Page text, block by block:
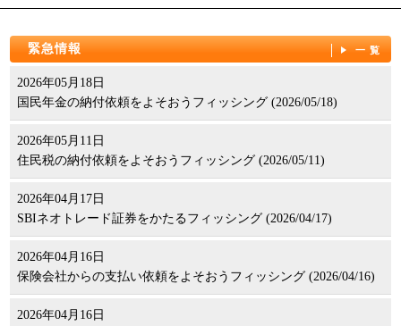
緊急情報 一覧
2026年05月18日
国民年金の納付依頼をよそおうフィッシング (2026/05/18)
2026年05月11日
住民税の納付依頼をよそおうフィッシング (2026/05/11)
2026年04月17日
SBIネオトレード証券をかたるフィッシング (2026/04/17)
2026年04月16日
保険会社からの支払い依頼をよそおうフィッシング (2026/04/16)
2026年04月16日